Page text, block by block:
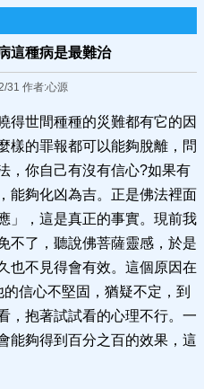
這種病是最難治
31 作者:心源
得世間種種的災難都有它的因
樣的罪報都可以能夠脫離，問
，你自己有沒有信心?如果有
能夠化凶為吉。正是佛法裡面
」，這是真正的事實。現前我
不了，聽說佛菩薩靈感，於是
也不見得會有效。這個原因在
信心不堅固，猶疑不定，到
，抱著試試看的心理不行。一
能夠得到百分之百的效果，這